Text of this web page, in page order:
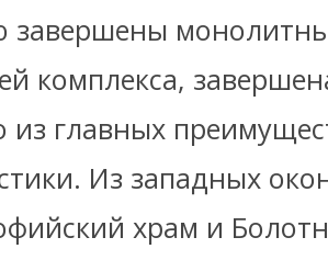
завершены
комплекса,
из главных
Из западных
храм и